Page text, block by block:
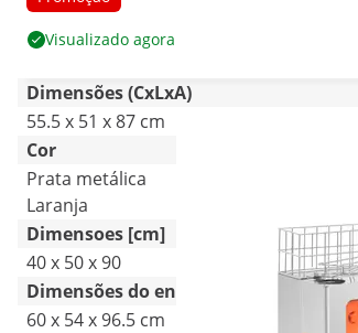
Visualizado agora
Dimensões (CxLxA)
55.5 x 51 x 87 cm
Cor
Prata metálica
Laranja
Dimensoes [cm]
40 x 50 x 90
Dimensões do envio (CxLxA)
60 x 54 x 96.5 cm